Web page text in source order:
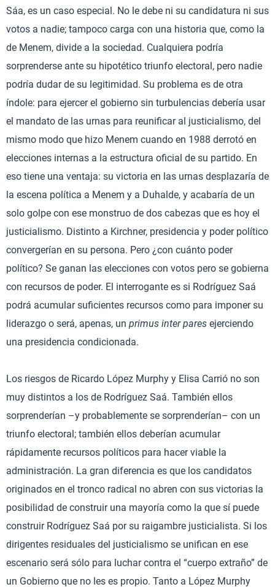
Sáa, es un caso especial. No le debe ni su candidatura ni sus
votos a nadie; tampoco carga con una historia que, como la
de Menem, divide a la sociedad. Cualquiera podría
sorprenderse ante su hipotético triunfo electoral, pero nadie
podría dudar de su legitimidad. Su problema es de otra
índole: para ejercer el gobierno sin turbulencias debería usar
el mandato de las urnas para reunificar al justicialismo, del
mismo modo que hizo Menem cuando en 1988 derrotó en
elecciones internas a la estructura oficial de su partido. En
eso tiene una ventaja: su victoria en las urnas desplazaría de
la escena política a Menem y a Duhalde, y acabaría de un
solo golpe con ese monstruo de dos cabezas que es hoy el
justicialismo. Distinto a Kirchner, presidencia y poder político
convergerían en su persona. Pero ¿con cuánto poder
político? Se ganan las elecciones con votos pero se gobierna
con recursos de poder. El interrogante es si Rodríguez Saá
podrá acumular suficientes recursos como para imponer su
liderazgo o será, apenas, un primus inter pares ejerciendo
una presidencia condicionada.
Los riesgos de Ricardo López Murphy y Elisa Carrió no son
muy distintos a los de Rodríguez Saá. También ellos
sorprenderían –y probablemente se sorprenderían– con un
triunfo electoral; también ellos deberían acumular
rápidamente recursos políticos para hacer viable la
administración. La gran diferencia es que los candidatos
originados en el tronco radical no abren con sus victorias la
posibilidad de construir una mayoría como la que sí puede
construir Rodríguez Saá por su raigambre justicialista. Si los
dirigentes residuales del justicialismo se unifican en ese
escenario será sólo para luchar contra el “cuerpo extraño” de
un Gobierno que no les es propio. Tanto a López Murphy